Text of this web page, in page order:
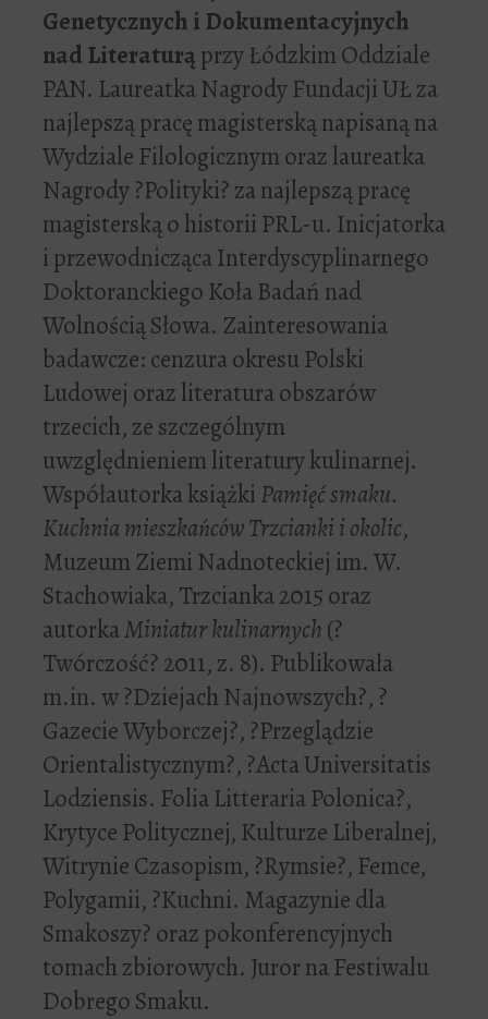
Genetycznych i Dokumentacyjnych
nad Literaturąprzy Łódzkim Oddziale
PAN. Laureatka Nagrody Fundacji UŁ za
najlepszą pracę magisterską napisaną na
Wydziale Filologicznym oraz laureatka
Nagrody ?Polityki? za najlepszą pracę
magisterską o historii PRL-u. Inicjatorka
i przewodnicząca Interdyscyplinarnego
Doktoranckiego Koła Badań nad
Wolnością Słowa. Zainteresowania
badawcze: cenzura okresu Polski
Ludowej oraz literatura obszarów
trzecich, ze szczególnym
uwzględnieniem literatury kulinarnej.
Współautorka książkiPamięć smaku.
Kuchnia mieszkańców Trzcianki i okolic,
Muzeum Ziemi Nadnoteckiej im. W.
Stachowiaka, Trzcianka 2015 oraz
autorkaMiniatur kulinarnych(?
Twórczość? 2011, z. 8). Publikowała
m.in. w ?Dziejach Najnowszych?, ?
Gazecie Wyborczej?, ?Przeglądzie
Orientalistycznym?, ?Acta Universitatis
Lodziensis. Folia Litteraria Polonica?,
Krytyce Politycznej, Kulturze Liberalnej,
Witrynie Czasopism, ?Rymsie?, Femce,
Polygamii, ?Kuchni. Magazynie dla
Smakoszy? oraz pokonferencyjnych
tomach zbiorowych. Juror na Festiwalu
Dobrego Smaku.